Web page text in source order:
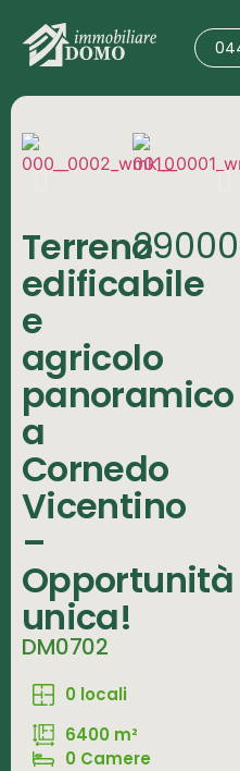
Terreno
edificabile
e
agricolo
panoramico
a
Cornedo
Vicentino
–
Opportunità
unica!
DM0702
0 locali
6400 m²
0 Camere